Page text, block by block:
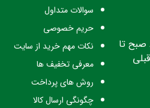
ساعت کاری: ساعت اداری از ۸ صبح تا
سوالات متداول
حریم خصوصی
نکات مهم خرید از سایت
معرفی تخفیف ها
روش های پرداخت
چگونگی ارسال کالا